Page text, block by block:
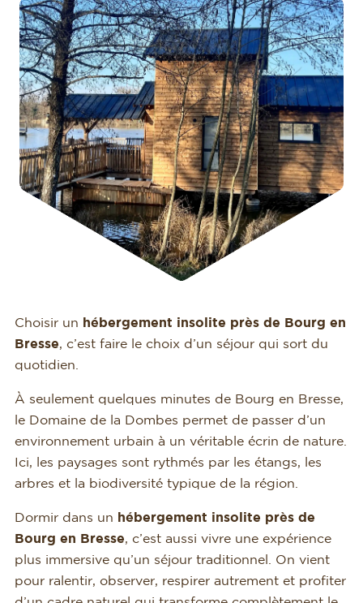
Choisir un hébergement insolite près de Bourg en
Bresse, c’est faire le choix d’un séjour qui sort du
quotidien.
À seulement quelques minutes de Bourg en Bresse,
le Domaine de la Dombes permet de passer d’un
environnement urbain à un véritable écrin de nature.
Ici, les paysages sont rythmés par les étangs, les
arbres et la biodiversité typique de la région.
Dormir dans un hébergement insolite près de
Bourg en Bresse, c’est aussi vivre une expérience
plus immersive qu’un séjour traditionnel. On vient
pour ralentir, observer, respirer autrement et profiter